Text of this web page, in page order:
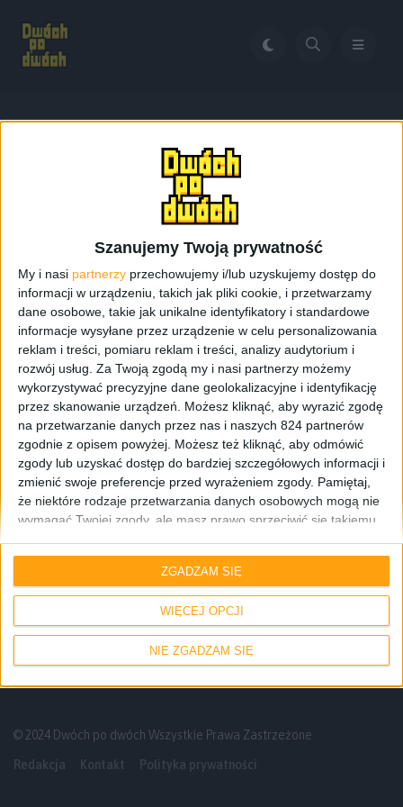
Szanujemy Twoją prywatność
My i nasi partnerzy przechowujemy i/lub uzyskujemy dostęp do
informacji w urządzeniu, takich jak pliki cookie, i przetwarzamy
dane osobowe, takie jak unikalne identyfikatory i standardowe
informacje wysyłane przez urządzenie w celu personalizowania
reklam i treści, pomiaru reklam i treści, analizy audytorium i
rozwój usług. Za Twoją zgodą my i nasi partnerzy możemy
wykorzystywać precyzyjne dane geolokalizacyjne i identyfikację
przez skanowanie urządzeń. Możesz kliknąć, aby wyrazić zgodę
na przetwarzanie danych przez nas i naszych 824 partnerów
zgodnie z opisem powyżej. Możesz też kliknąć, aby odmówić
zgody lub uzyskać dostęp do bardziej szczegółowych informacji i
zmienić swoje preferencje przed wyrażeniem zgody. Pamiętaj,
że niektóre rodzaje przetwarzania danych osobowych mogą nie
wymagać Twojej zgody, ale masz prawo sprzeciwić się takiemu
do tej witryny. Możesz w dowolnym momencie zmienić swoje
preferencje lub wycofać zgodę, wracając na tę stronę i klikając
przycisk "Prywatność" na dole strony.
WIĘCEJ OPCJI
NIE ZGADZAM SIĘ
ZGADZAM SIĘ
Like a Dragon
Już graliśmy! Demo Pirackiej Yakuzy
narobiło mi jeszcze większego apetytu
© 2024 Dwóch po dwóch Wszystkie Prawa Zastrzeżone
Redakcja Kontakt Polityka prywatności